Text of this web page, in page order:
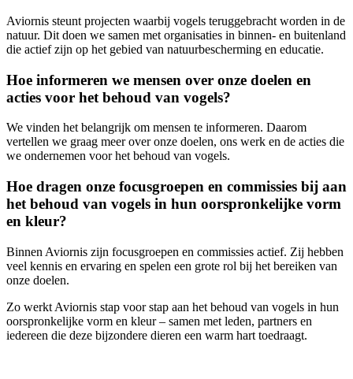
Aviornis steunt projecten waarbij vogels teruggebracht worden in de
natuur. Dit doen we samen met organisaties in binnen- en buitenland
die actief zijn op het gebied van natuurbescherming en educatie.
Hoe informeren we mensen over onze doelen en
acties voor het behoud van vogels?
We vinden het belangrijk om mensen te informeren. Daarom
vertellen we graag meer over onze doelen, ons werk en de acties die
we ondernemen voor het behoud van vogels.
Hoe dragen onze focusgroepen en commissies bij aan
het behoud van vogels in hun oorspronkelijke vorm
en kleur?
Binnen Aviornis zijn focusgroepen en commissies actief. Zij hebben
veel kennis en ervaring en spelen een grote rol bij het bereiken van
onze doelen.
Zo werkt Aviornis stap voor stap aan het behoud van vogels in hun
oorspronkelijke vorm en kleur – samen met leden, partners en
iedereen die deze bijzondere dieren een warm hart toedraagt.